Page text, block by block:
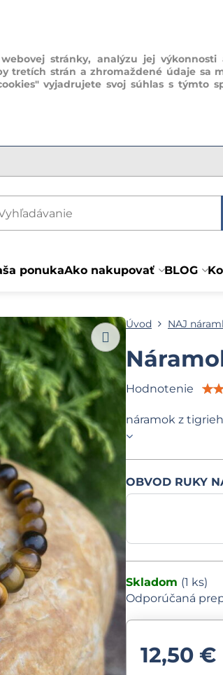
ponukaAko nakupovať BLOG
Úvod NAJ
Hodnotenie
náramok z
OBVOD RUKY
Skladom (1 ks)
12,50 €
stránky, analýzu jej
tretích strán a zhromaždené údaje sa
vyjadrujete svoj súhlas s týmto